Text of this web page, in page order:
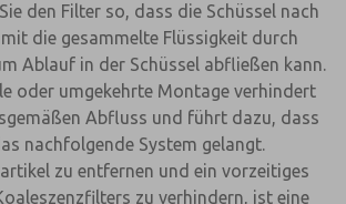
den Filter so, dass die Schüssel nach
die gesammelte Flüssigkeit durch
Ablauf in der Schüssel abfließen kann.
oder umgekehrte Montage verhindert
Abfluss und führt dazu, dass
nachfolgende System gelangt.
zu entfernen und ein vorzeitiges
zu verhindern, ist eine